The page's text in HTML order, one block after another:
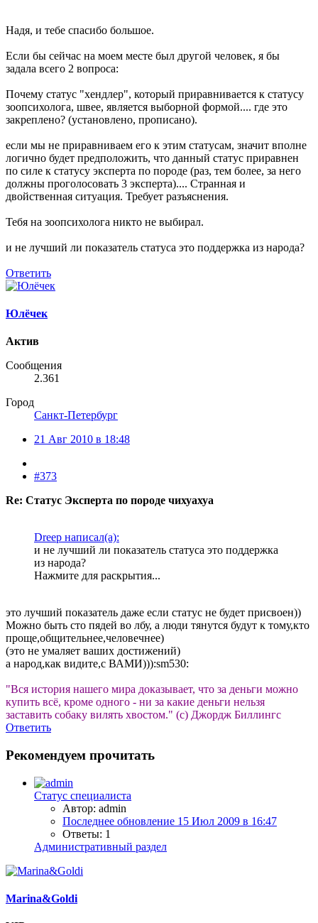
Надя, и тебе спасибо большое.
Если бы сейчас на моем месте был другой человек, я бы
задала всего 2 вопроса:
Почему статус "хендлер", который приравнивается к статусу
зоопсихолога, швее, является выборной формой.... где это
закреплено? (установлено, прописано).
если мы не приравниваем его к этим статусам, значит вполне
логично будет предположить, что данный статус приравнен
по силе к статусу эксперта по породе (раз, тем более, за него
должны проголосовать 3 эксперта).... Странная и
двойственная ситуация. Требует разъяснения.
Тебя на зоопсихолога никто не выбирал.
и не лучший ли показатель статуса это поддержка из народа?
Ответить
Юлёчек
Актив
Сообщения
2.361
Город
Санкт-Петербург
21 Авг 2010 в 18:48
#373
Re: Статус Эксперта по породе чихуахуа
Dreep написал(а):
и не лучший ли показатель статуса это поддержка
из народа?
Нажмите для раскрытия...
это лучший показатель даже если статус не будет присвоен))
Можно быть сто пядей во лбу, а люди тянутся будут к тому,кто
проще,общительнее,человечнее)
(это не умаляет ваших достижений)
а народ,как видите,с ВАМИ))):sm530:
"Вся история нашего мира доказывает, что за деньги можно
купить всё, кроме одного - ни за какие деньги нельзя
заставить собаку вилять хвостом." (с) Джордж Биллингс
Ответить
Рекомендуем прочитать
Статус специалиста
Автор: admin
Последнее обновление 15 Июл 2009 в 16:47
Ответы: 1
Административный раздел
Marina&Goldi